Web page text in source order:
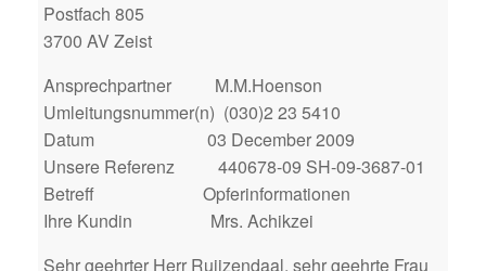
Postfach 805
3700 AV Zeist
Ansprechpartner M.M.Hoenson
Umleitungsnummer(n) (030)2 23 5410
Datum 03 December 2009
Unsere Referenz 440678-09 SH-09-3687-01
Betreff Opferinformationen
Ihre Kundin Mrs. Achikzei
Sehr geehrter Herr Ruijzendaal, sehr geehrte Frau